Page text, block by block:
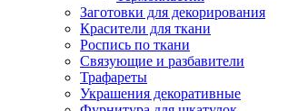
Заготовки для декорирования
Красители для ткани
Роспись по ткани
Связующие и разбавители
Трафареты
Украшения декоративные